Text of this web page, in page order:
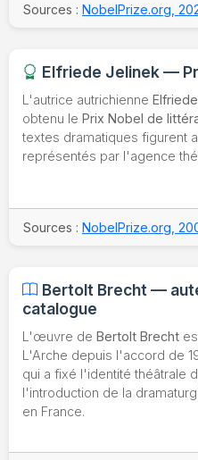
Sources : NobelPrize.org,
Elfriede Jelinek —
L'autrice autrichienne
obtenu le Prix Nobel de
textes dramatiques figurent
représentés par l'agence
Sources : NobelPrize.org,
Bertolt Brecht —
catalogue
L'œuvre de Bertolt Brecht
L'Arche depuis l'accord de
qui a fixé l'identité théâtrale
l'introduction de la
en France.